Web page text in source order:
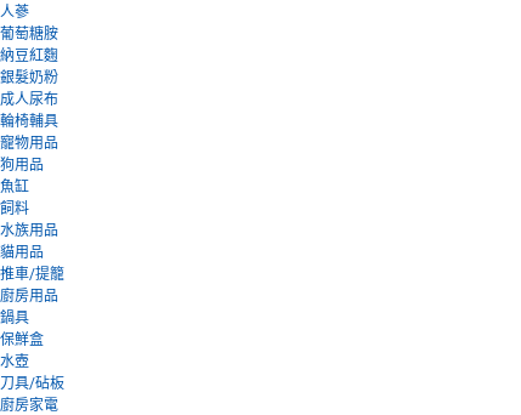
人蔘
葡萄糖胺
納豆紅麴
銀髮奶粉
成人尿布
輪椅輔具
寵物用品
狗用品
魚缸
飼料
水族用品
貓用品
推車/提籠
廚房用品
鍋具
保鮮盒
水壺
刀具/砧板
廚房家電